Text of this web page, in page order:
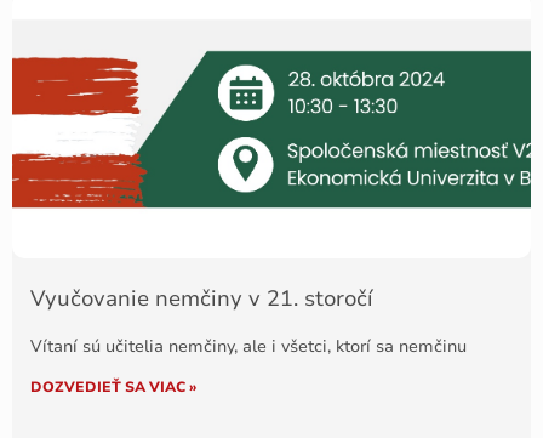
Vyučovanie nemčiny v 21. storočí
Vítaní sú učitelia nemčiny, ale i všetci, ktorí sa nemčinu
DOZVEDIEŤ SA VIAC »